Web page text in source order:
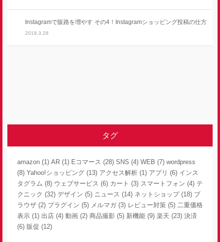
Instagramで販路を増やす その4！Instagramショッピング投稿の仕方
2019.3.28
タグ
amazon (1) AR (1) Eコマース (28) SNS (4) WEB (7) wordpress
(8) Yahoo!ショッピング (13) アクセス解析 (1) アプリ (6) インス
タグラム (8) ウェブサービス (6) カート (3) スマートフォン (4) テ
クニック (32) デザイン (5) ニュース (14) ネットショップ(18) ブ
ラウザ (2) プラグイン (5) メルマガ (3) レビュー対策 (5) 二重価格
表示 (1) 出店 (4) 動画 (2) 商品撮影 (5) 新機能 (9) 楽天 (23) 決済
(6) 販促 (12)